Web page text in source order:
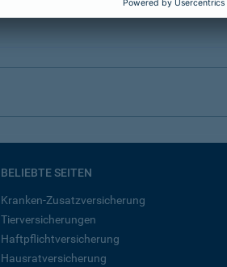
BELIEBTE SEITEN
Kranken-Zusatzversicherung
Tierversicherungen
Haftpflichtversicherung
Hausratversicherung